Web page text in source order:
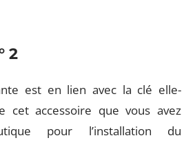
2
est en lien avec la clé elle-
cet accessoire que vous avez
pour l’installation du